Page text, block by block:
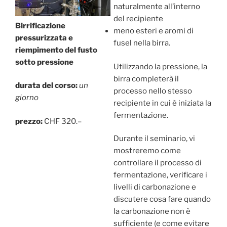
Birrificazione
pressurizzata e
riempimento del fusto
sotto pressione
durata del corso:un
giorno
prezzo: CHF 320.–
naturalmente all’interno
del recipiente
meno esteri e aromi di
fusel nella birra.
Utilizzando la pressione, la
birra completerà il
processo nello stesso
recipiente in cui è iniziata la
fermentazione.
Durante il seminario, vi
mostreremo come
controllare il processo di
fermentazione, verificare i
livelli di carbonazione e
discutere cosa fare quando
la carbonazione non è
sufficiente (e come evitare